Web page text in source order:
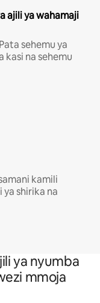
ajili ya wahamaji
sehemu ya
kasi na sehemu
kamili
shirika na
ya nyumba
mmoja